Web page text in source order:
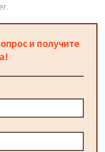
.
и получите